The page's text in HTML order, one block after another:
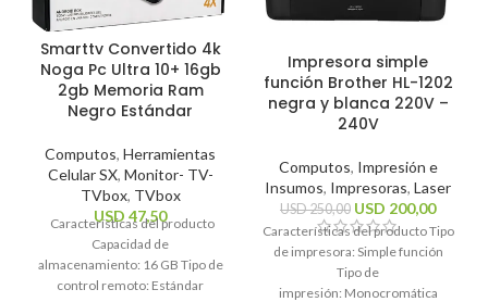
Smarttv Convertido 4k
Noga Pc Ultra 10+ 16gb
2gb Memoria Ram
Negro Estándar
Computos, Herramientas
Celular SX, Monitor- TV-
TVbox, TVbox
USD 47,50
Características del producto
Capacidad de
almacenamiento: 16 GB Tipo de
control remoto: Estándar
Impresora simple
función Brother HL-1202
negra y blanca 220V –
240V
Computos, Impresión e
Insumos, Impresoras, Laser
USD250,00 USD 200,00
Características del producto Tipo
de impresora: Simple función
Tipo de
impresión: Monocromática